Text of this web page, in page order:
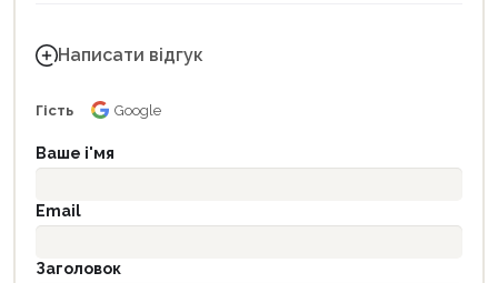
Написати відгук
Гість Google
Ваше і'мя
Email
Заголовок